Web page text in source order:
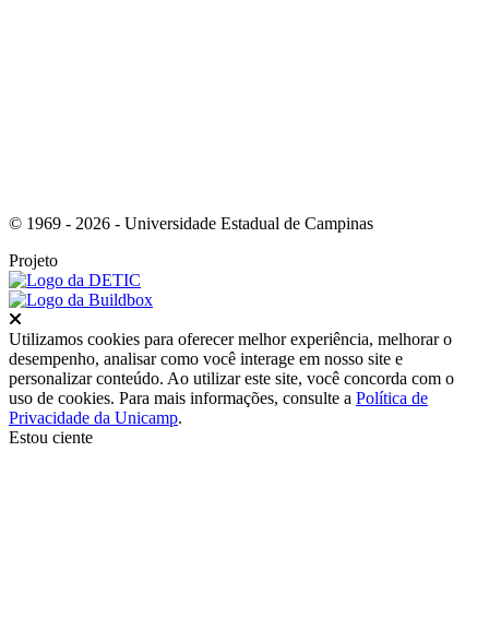
© 1969 - 2026 - Universidade Estadual de Campinas
Projeto
Utilizamos cookies para oferecer melhor experiência, melhorar o
desempenho, analisar como você interage em nosso site e
personalizar conteúdo. Ao utilizar este site, você concorda com o
uso de cookies. Para mais informações, consulte a Política de
Privacidade da Unicamp.
Estou ciente